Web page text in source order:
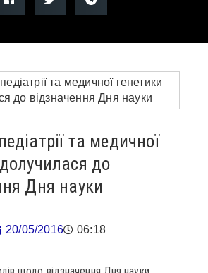
та медичної
до
Дня науки
20/05/2016 06:18